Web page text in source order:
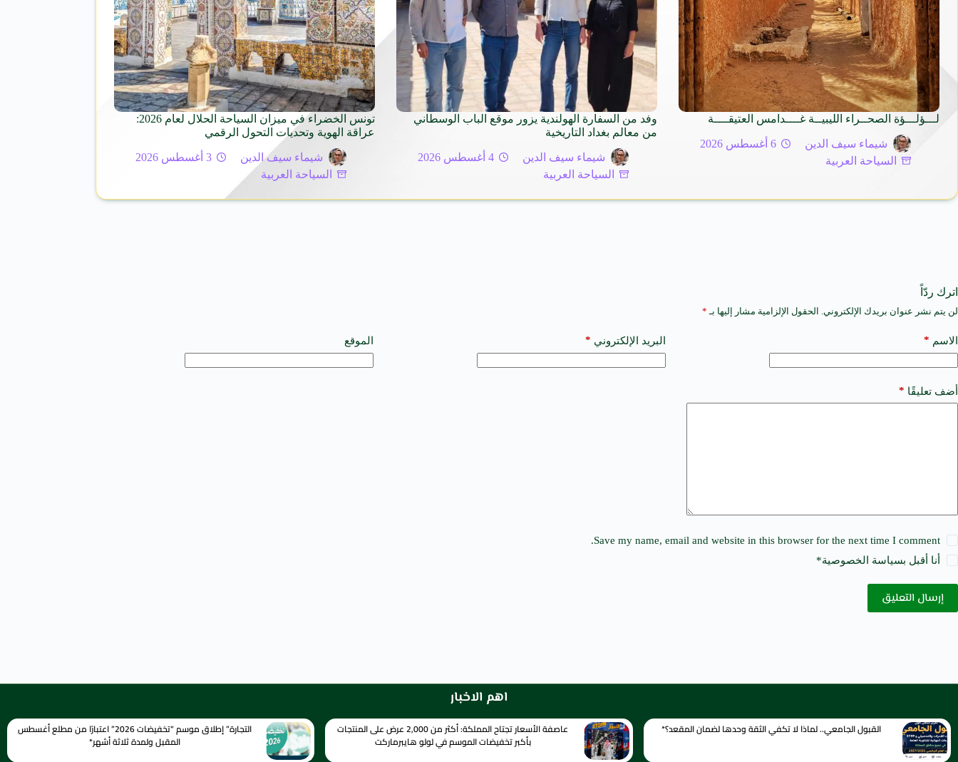
لـــؤلـــؤة الصحــراء الليبيــة غــــدامس العتيقــــة
شيماء سيف الدين
6 أغسطس 2026
السياحة العربية
وفد من السفارة الهولندية يزور موقع الباب الوسطاني
من معالم بغداد التاريخية
شيماء سيف الدين
4 أغسطس 2026
السياحة العربية
تونس الخضراء في ميزان السياحة الحلال لعام 2026:
عراقة الهوية وتحديات التحول الرقمي
شيماء سيف الدين
3 أغسطس 2026
السياحة العربية
اترك ردّاً
لن يتم نشر عنوان بريدك الإلكتروني. الحقول الإلزامية مشار إليها بـ *
الاسم * البريد الإلكتروني * الموقع
أضف تعليقًا *
Save my name, email and website in this browser for the next time I comment.
أنا أقبل بسياسة الخصوصية*
إرسال التعليق
A
t
e
a
t
اهم الاخبار
القبول الجامعي.. لماذا لا تكفي الثقة وحدها لضمان المقعد؟* عاصفة الأسعار تجتاح المملكة: أكثر من 2,000 عرض على المنتجات
بأكبر تخفيضات الموسم في لولو هايبرماركت
التجارة” إطلاق موسم “تخفيضات 2026” اعتبارًا من مطلع أغسطس
المقبل ولمدة ثلاثة أشهر*